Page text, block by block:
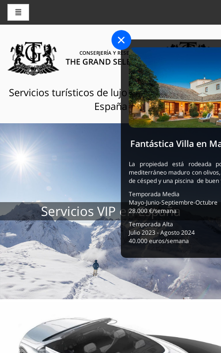
CONSERJERÍA Y RESERVAS
THE GRAND SELECTION
Servicios turísticos de lujo en Suiza, Francia y
España
Servicios VIP en España
Fantástica Villa en
La propiedad está rodeada
mediterráneo maduro con
de césped y una piscina de buen
Temporada Media
Mayo-Junio-Septiembre-Octubre
28.000 €/semana
Temporada Alta
Julio 2023 - Agosto 2024
40.000 euros/semana